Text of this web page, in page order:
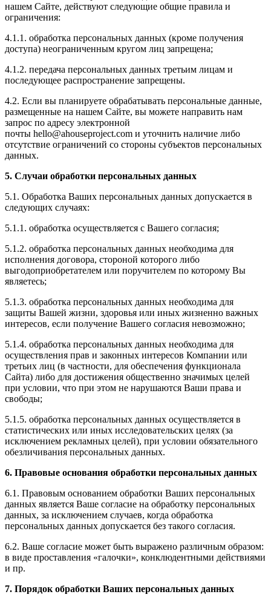
нашем Сайте, действуют следующие общие правила и
ограничения:
4.1.1. обработка персональных данных (кроме получения
доступа) неограниченным кругом лиц запрещена;
4.1.2. передача персональных данных третьим лицам и
последующее распространение запрещены.
4.2. Если вы планируете обрабатывать персональные данные,
размещенные на нашем Сайте, вы можете направить нам
запрос по адресу электронной
почты hello@ahouseproject.com и уточнить наличие либо
отсутствие ограничений со стороны субъектов персональных
данных.
5. Случаи обработки персональных данных
5.1. Обработка Ваших персональных данных допускается в
следующих случаях:
5.1.1. обработка осуществляется с Вашего согласия;
5.1.2. обработка персональных данных необходима для
исполнения договора, стороной которого либо
выгодоприобретателем или поручителем по которому Вы
являетесь;
5.1.3. обработка персональных данных необходима для
защиты Вашей жизни, здоровья или иных жизненно важных
интересов, если получение Вашего согласия невозможно;
5.1.4. обработка персональных данных необходима для
осуществления прав и законных интересов Компании или
третьих лиц (в частности, для обеспечения функционала
Сайта) либо для достижения общественно значимых целей
при условии, что при этом не нарушаются Ваши права и
свободы;
5.1.5. обработка персональных данных осуществляется в
статистических или иных исследовательских целях (за
исключением рекламных целей), при условии обязательного
обезличивания персональных данных.
6. Правовые основания обработки персональных данных
6.1. Правовым основанием обработки Ваших персональных
данных является Ваше согласие на обработку персональных
данных, за исключением случаев, когда обработка
персональных данных допускается без такого согласия.
6.2. Ваше согласие может быть выражено различным образом:
в виде проставления «галочки», конклюдентными действиями
и пр.
7. Порядок обработки Ваших персональных данных